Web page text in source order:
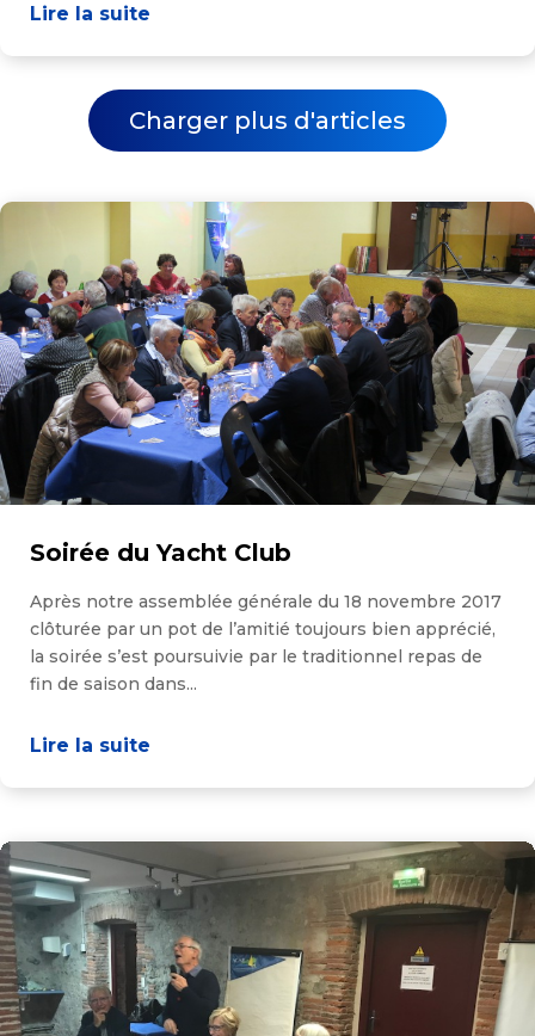
Lire la suite
Charger plus d'articles
Soirée du Yacht Club
Après notre assemblée générale du 18 novembre 2017
clôturée par un pot de l’amitié toujours bien apprécié,
la soirée s’est poursuivie par le traditionnel repas de
fin de saison dans...
Lire la suite